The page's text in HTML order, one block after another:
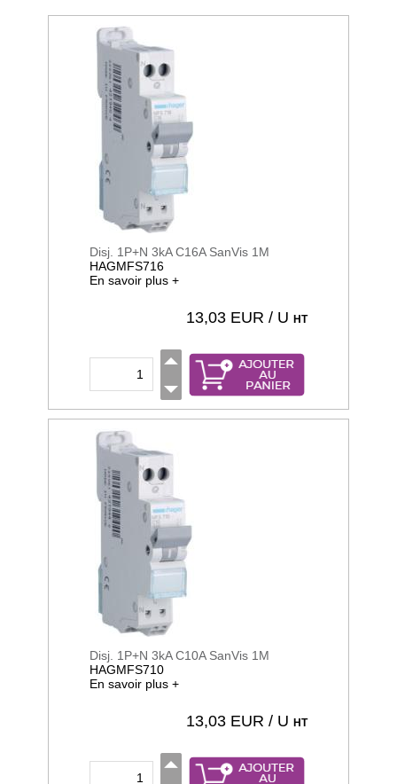
Disj. 1P+N 3kA C16A SanVis 1M
HAGMFS716
En savoir plus +
13,03 EUR / U HT
Disj. 1P+N 3kA C10A SanVis 1M
HAGMFS710
En savoir plus +
13,03 EUR / U HT